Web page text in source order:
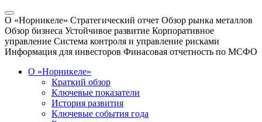
О «Норникеле» Стратегический отчет Обзор рынка металлов
Обзор бизнеса Устойчивое развитие Корпоративное
управление Система контроля и управление рисками
Информация для инвесторов Финасовая отчетность по МСФО
О «Норникеле»
Краткий обзор
Ключевые показатели
История развития
Ключевые события года